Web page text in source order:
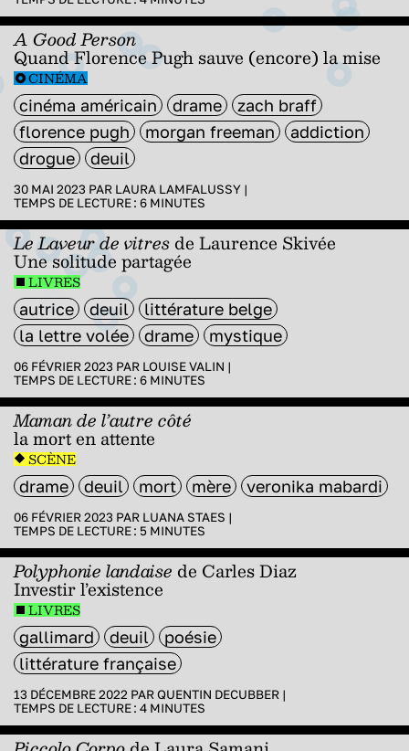
A Good Person
Quand Florence Pugh sauve (encore) la mise
CINÉMA
cinéma américain drame
zach braff
florence pugh
morgan freeman
addiction
drogue
deuil
30 MAI 2023 PAR LAURA LAMFALUSSY |
TEMPS DE LECTURE : 6 MINUTES
Le Laveur de vitresde Laurence Skivée
Une solitude partagée
LIVRES
autrice deuil
littérature belge
la lettre volée
drame mystique
06 FÉVRIER 2023 PAR LOUISE VALIN |
TEMPS DE LECTURE : 6 MINUTES
Maman de l’autre côté
la mort en attente
SCÈNE
drame deuil mort mère veronika mabardi
06 FÉVRIER 2023 PAR LUANA STAES |
TEMPS DE LECTURE : 5 MINUTES
Polyphonie landaise de Carles Diaz
Investir l’existence
LIVRES
gallimard deuil
poésie
littérature française
13 DÉCEMBRE 2022 PARQUENTIN DECUBBER |
TEMPS DE LECTURE : 4 MINUTES